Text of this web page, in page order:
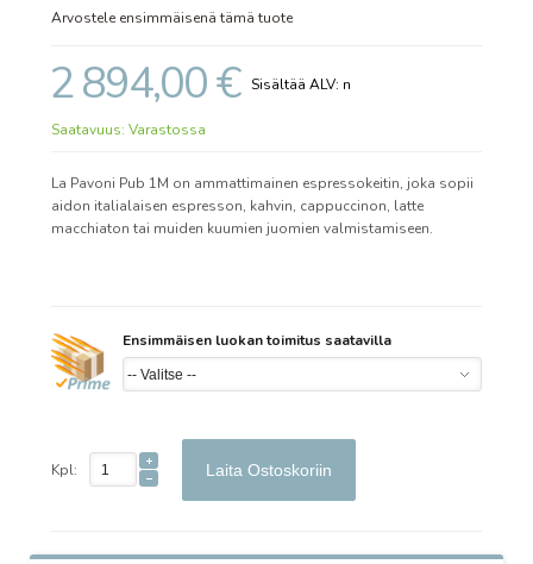
Arvostele ensimmäisenä tämä tuote
2 894,00 €
Saatavuus: Varastossa
La Pavoni Pub 1M on ammattimainen espressokeitin, joka sopii
aidon italialaisen espresson, kahvin, cappuccinon, latte
macchiaton tai muiden kuumien juomien valmistamiseen.
Ensimmäisen luokan toimitus saatavilla
Kpl: Laita Ostoskoriin